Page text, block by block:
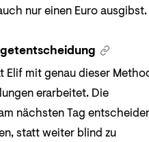
nur einen Euro ausgibst.
Elif mit genau dieser
erarbeitet. Die
nächsten Tag
statt weiter blind zu